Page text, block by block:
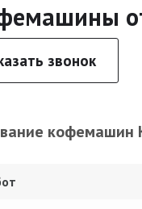
звонок
кофемашин